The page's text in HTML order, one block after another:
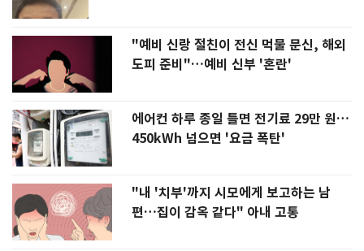
"예비 신랑 절친이 전신 먹물 문신, 해외
도피 준비"…예비 신부 '혼란'
에어컨 하루 종일 틀면 전기료 29만 원…
450kWh 넘으면 '요금 폭탄'
"내 '치부'까지 시모에게 보고하는 남
편…집이 감옥 같다" 아내 고통